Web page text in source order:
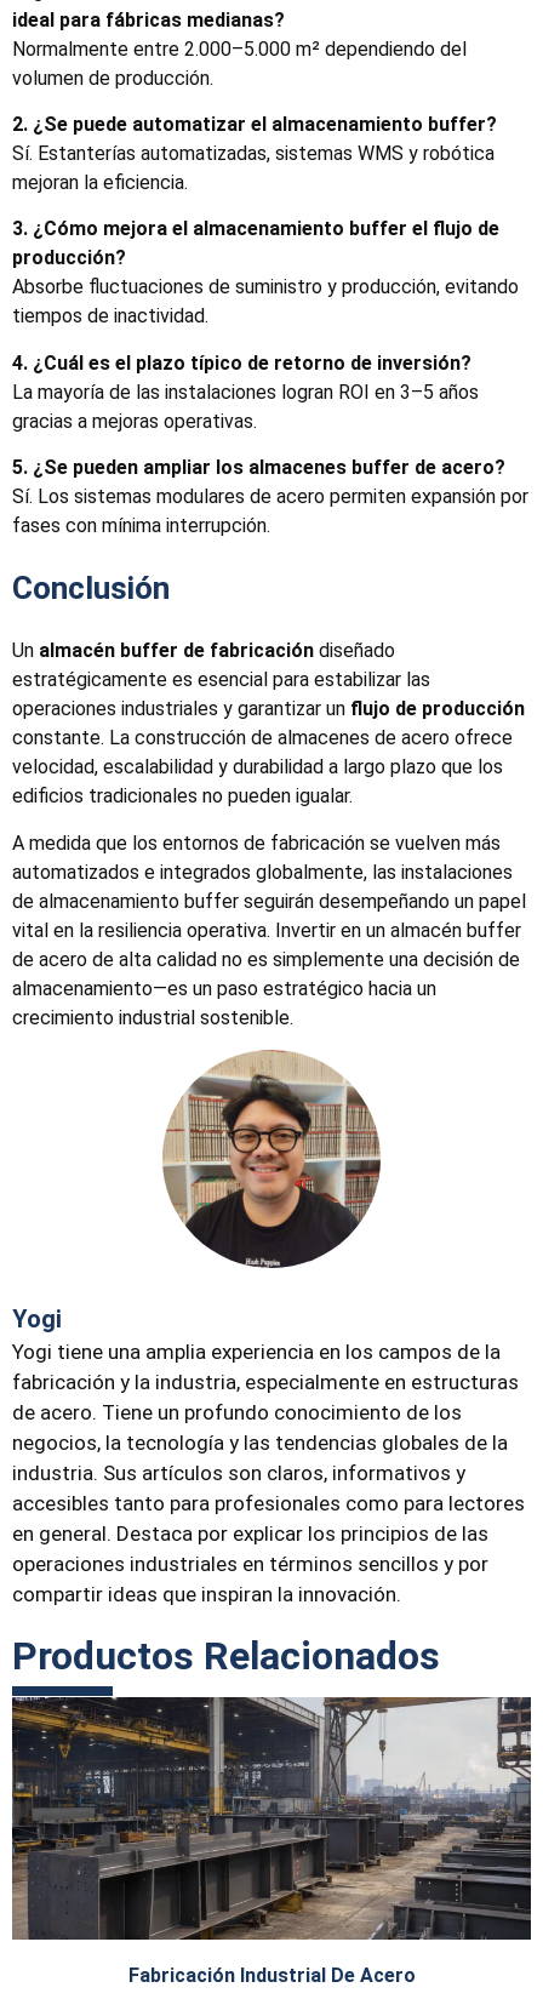
ideal para fábricas medianas?
Normalmente entre 2.000–5.000 m² dependiendo del
volumen de producción.
2. ¿Se puede automatizar el almacenamiento buffer?
Sí. Estanterías automatizadas, sistemas WMS y robótica
mejoran la eficiencia.
3. ¿Cómo mejora el almacenamiento buffer el flujo de
producción?
Absorbe fluctuaciones de suministro y producción, evitando
tiempos de inactividad.
4. ¿Cuál es el plazo típico de retorno de inversión?
La mayoría de las instalaciones logran ROI en 3–5 años
gracias a mejoras operativas.
5. ¿Se pueden ampliar los almacenes buffer de acero?
Sí. Los sistemas modulares de acero permiten expansión por
fases con mínima interrupción.
Conclusión
Un almacén buffer de fabricación diseñado
estratégicamente es esencial para estabilizar las
operaciones industriales y garantizar un flujo de producción
constante. La construcción de almacenes de acero ofrece
velocidad, escalabilidad y durabilidad a largo plazo que los
edificios tradicionales no pueden igualar.
A medida que los entornos de fabricación se vuelven más
automatizados e integrados globalmente, las instalaciones
de almacenamiento buffer seguirán desempeñando un papel
vital en la resiliencia operativa. Invertir en un almacén buffer
de acero de alta calidad no es simplemente una decisión de
almacenamiento—es un paso estratégico hacia un
crecimiento industrial sostenible.
Yogi
Yogi tiene una amplia experiencia en los campos de la
fabricación y la industria, especialmente en estructuras
de acero. Tiene un profundo conocimiento de los
negocios, la tecnología y las tendencias globales de la
industria. Sus artículos son claros, informativos y
accesibles tanto para profesionales como para lectores
en general. Destaca por explicar los principios de las
operaciones industriales en términos sencillos y por
compartir ideas que inspiran la innovación.
Productos Relacionados
Fabricación Industrial De Acero